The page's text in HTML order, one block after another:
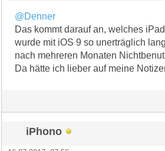
@Denner
Das kommt darauf an, welches
wurde mit iOS 9 so unerträglich
nach mehreren Monaten
Da hätte ich lieber auf meine
iPhono